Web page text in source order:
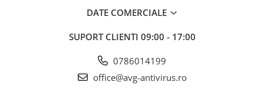
CCleaner poate șterge istoricul browserului, parolele și alte
siguranță fișierele sensibile pentru a preveni furtul de date și alte
Creșteți rentabilitatea investiției pe hardware-ul existent
DATE COMERCIALE
SUPORT CLIENTI 09:00 - 17:00
0786014199
office@avg-antivirus.ro